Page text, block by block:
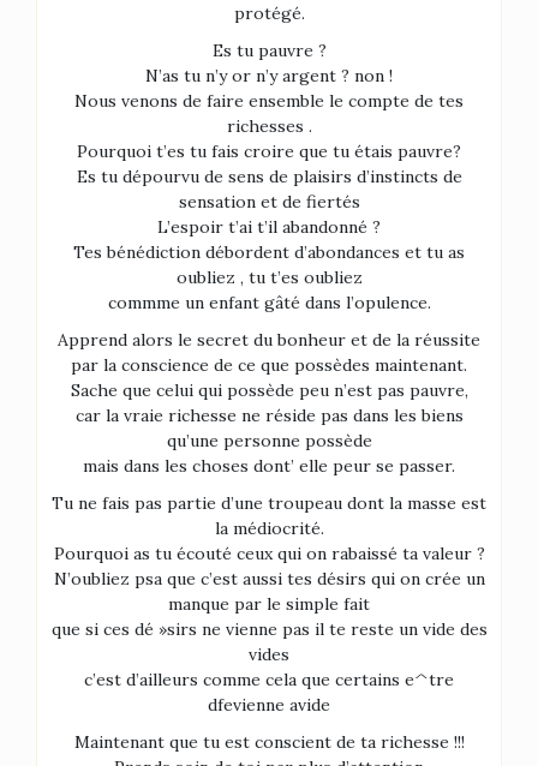
protégé.
Es tu pauvre ?
N’as tu n’y or n’y argent ? non !
Nous venons de faire ensemble le compte de tes
richesses .
Pourquoi t’es tu fais croire que tu étais pauvre?
Es tu dépourvu de sens de plaisirs d’instincts de
sensation et de fiertés
L’espoir t’ai t’il abandonné ?
Tes bénédiction débordent d’abondances et tu as
oubliez , tu t’es oubliez
commme un enfant gâté dans l’opulence.
Apprend alors le secret du bonheur et de la réussite
par la conscience de ce que possèdes maintenant.
Sache que celui qui possède peu n’est pas pauvre,
car la vraie richesse ne réside pas dans les biens
qu’une personne possède
mais dans les choses dont’ elle peur se passer.
Tu ne fais pas partie d’une troupeau dont la masse est
la médiocrité.
Pourquoi as tu écouté ceux qui on rabaissé ta valeur ?
N’oubliez psa que c’est aussi tes désirs qui on crée un
manque par le simple fait
que si ces dé »sirs ne vienne pas il te reste un vide des
vides
c’est d’ailleurs comme cela que certains e^tre
dfevienne avide
Maintenant que tu est conscient de ta richesse !!!